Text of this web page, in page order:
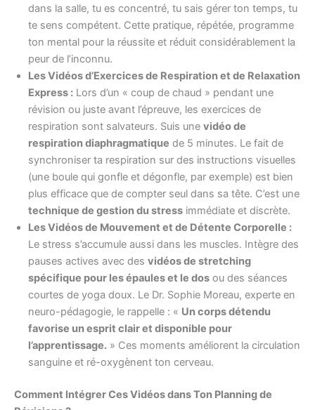
dans la salle, tu es concentré, tu sais gérer ton temps, tu
te sens compétent. Cette pratique, répétée, programme
ton mental pour la réussite et réduit considérablement la
peur de l’inconnu.
Les Vidéos d’Exercices de Respiration et de Relaxation
Express : Lors d’un « coup de chaud » pendant une
révision ou juste avant l’épreuve, les exercices de
respiration sont salvateurs. Suis une vidéo de
respiration diaphragmatique de 5 minutes. Le fait de
synchroniser ta respiration sur des instructions visuelles
(une boule qui gonfle et dégonfle, par exemple) est bien
plus efficace que de compter seul dans sa tête. C’est une
technique de gestion du stress immédiate et discrète.
Les Vidéos de Mouvement et de Détente Corporelle :
Le stress s’accumule aussi dans les muscles. Intègre des
pauses actives avec des vidéos de stretching
spécifique pour les épaules et le dos ou des séances
courtes de yoga doux. Le Dr. Sophie Moreau, experte en
neuro-pédagogie, le rappelle : « Un corps détendu
favorise un esprit clair et disponible pour
l’apprentissage. » Ces moments améliorent la circulation
sanguine et ré-oxygènent ton cerveau.
Comment Intégrer Ces Vidéos dans Ton Planning de